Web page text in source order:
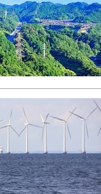
国大使スティールが着
米勢力」
府「2035年までに
『国民年金公団』株価暴
府「ニセＫ-ブランド
橋が落ちました」⇒ 耐